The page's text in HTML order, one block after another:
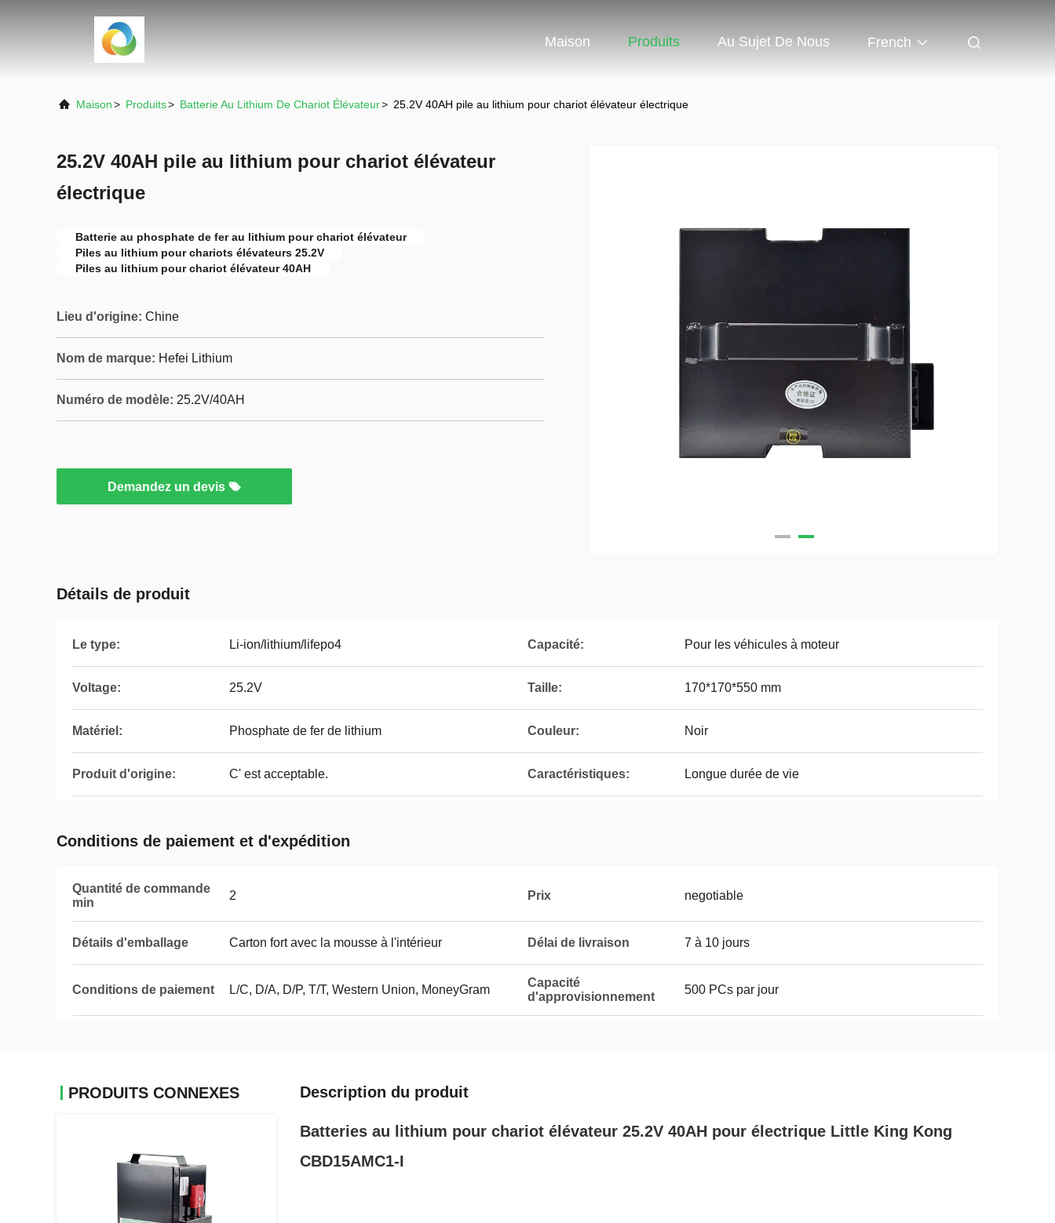
Maison Produits Au Sujet De Nous French
Maison> Produits> Batterie Au Lithium De Chariot Élévateur> 25.2V 40AH pile au lithium pour chariot élévateur électrique
25.2V 40AH pile au lithium pour chariot élévateur
électrique
Batterie au phosphate de fer au lithium pour chariot élévateur
Piles au lithium pour chariots élévateurs 25.2V
Piles au lithium pour chariot élévateur 40AH
Lieu d'origine: Chine
Nom de marque: Hefei Lithium
Numéro de modèle: 25.2V/40AH
Demandez un devis
Détails de produit
Le type: Li-ion/lithium/lifepo4 Capacité: Pour les véhicules à moteur
Voltage: 25.2V Taille: 170*170*550 mm
Matériel: Phosphate de fer de lithium Couleur: Noir
Produit d'origine: C' est acceptable. Caractéristiques: Longue durée de vie
Conditions de paiement et d'expédition
Quantité de commande
min
2 Prix negotiable
Détails d'emballage Carton fort avec la mousse à l'intérieur Délai de livraison 7 à 10 jours
Conditions de paiement L/C, D/A, D/P, T/T, Western Union, MoneyGram
Capacité
d'approvisionnement
500 PCs par jour
PRODUITS CONNEXES Description du produit
Batteries au lithium pour chariot élévateur 25.2V 40AH pour électrique Little King Kong
CBD15AMC1-I